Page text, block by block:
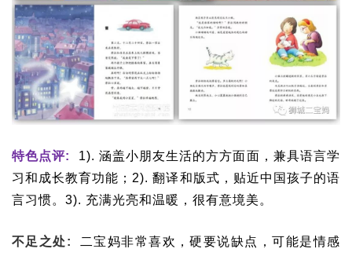
特色点评:
1). 涵盖小朋友生活的方方面面，兼具语言学
习和成长教育功能；2). 翻译和版式，贴近中国孩子的语
言习惯。3). 充满光亮和温暖，很有意境美。
不足之处:
二宝妈非常喜欢，硬要说缺点，可能是情感